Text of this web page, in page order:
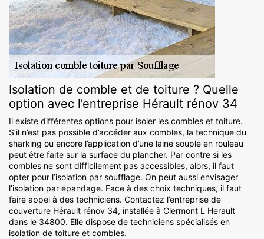
Isolation de comble et de toiture ? Quelle
option avec l’entreprise Hérault rénov 34
Il existe différentes options pour isoler les combles et toiture.
S’il n’est pas possible d’accéder aux combles, la technique du
sharking ou encore l’application d’une laine souple en rouleau
peut être faite sur la surface du plancher. Par contre si les
combles ne sont difficilement pas accessibles, alors, il faut
opter pour l’isolation par soufflage. On peut aussi envisager
l’isolation par épandage. Face à des choix techniques, il faut
faire appel à des techniciens. Contactez l’entreprise de
couverture Hérault rénov 34, installée à Clermont L Herault
dans le 34800. Elle dispose de techniciens spécialisés en
isolation de toiture et combles.